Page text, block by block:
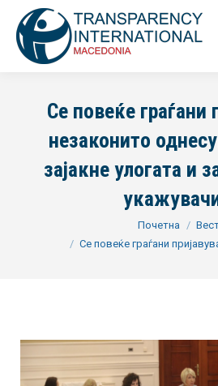
Се повеќе граѓани
незаконито
зајакне улогата и
Почетна
Се повеќе граѓани